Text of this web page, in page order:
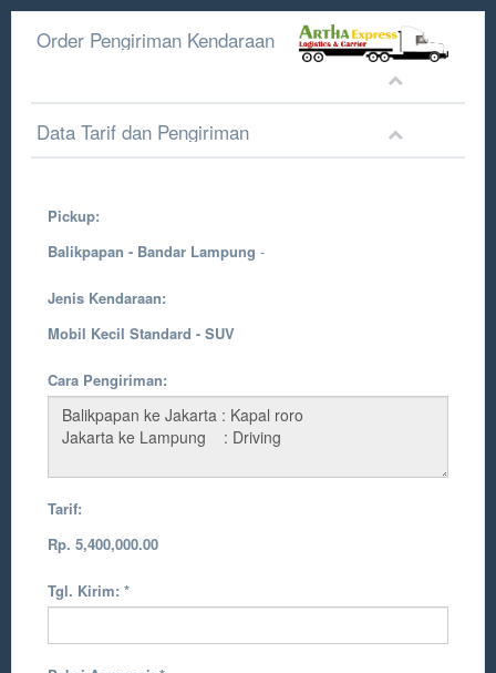
Order Pengiriman Kendaraan
Data Tarif dan Pengiriman
Pickup:
Balikpapan - Bandar Lampung -
Jenis Kendaraan:
Mobil Kecil Standard - SUV
Cara Pengiriman:
Tarif:
Rp. 5,400,000.00
Tgl. Kirim: *